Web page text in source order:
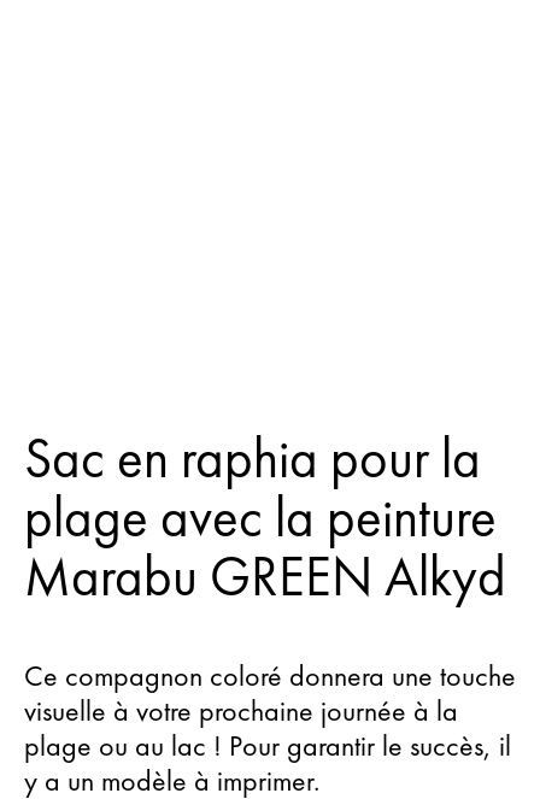
Sac en raphia pour la
plage avec la peinture
Marabu GREEN Alkyd
Ce compagnon coloré donnera une touche
visuelle à votre prochaine journée à la
plage ou au lac ! Pour garantir le succès, il
y a un modèle à imprimer.